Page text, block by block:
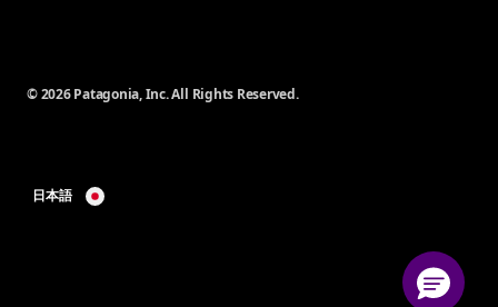
© 2026 Patagonia, Inc. All Rights Reserved.
日本語